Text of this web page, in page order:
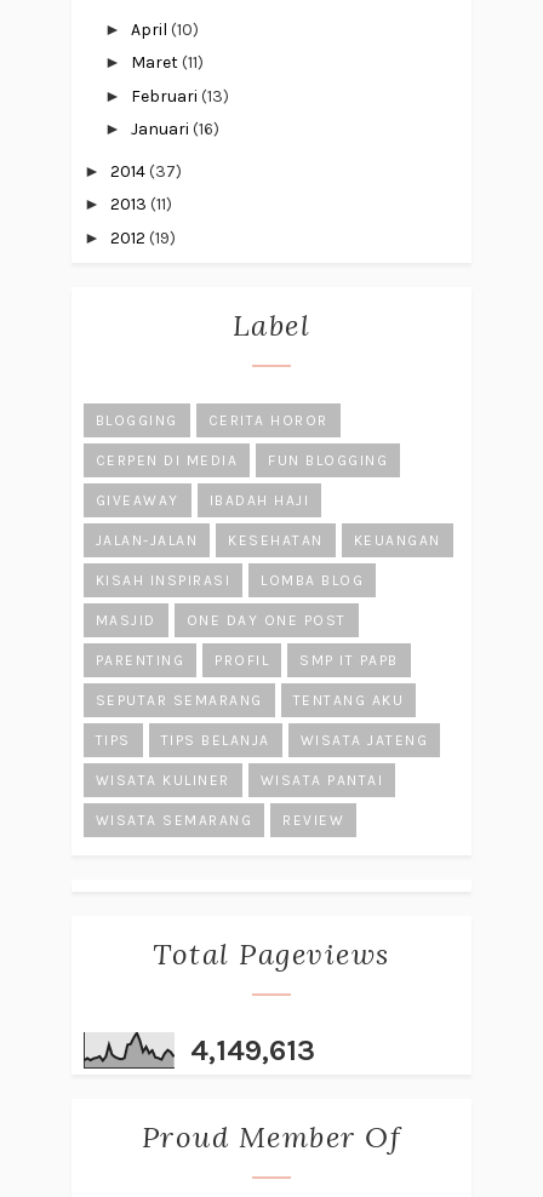
► April (10)
► Maret(11)
► Februari (13)
► Januari (16)
► 2014(37)
► 2013 (11)
► 2012 (19)
Label
BLOGGING CERITA HOROR
CERPEN DI MEDIA FUN BLOGGING
GIVEAWAY IBADAH HAJI
JALAN-JALAN KESEHATAN KEUANGAN
KISAH INSPIRASI LOMBA BLOG
MASJID ONE DAY ONE POST
PARENTING PROFIL SMP IT PAPB
SEPUTAR SEMARANG TENTANG AKU
TIPS TIPS BELANJA WISATA JATENG
WISATA KULINER WISATA PANTAI
WISATA SEMARANG REVIEW
Total Pageviews
4,149,613
Proud Member Of